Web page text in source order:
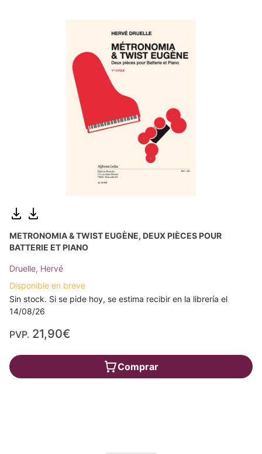
METRONOMIA & TWIST EUGÈNE, DEUX PIÈCES POUR
BATTERIE ET PIANO
Druelle, Hervé
Disponible en breve
Sin stock. Si se pide hoy, se estima recibir en la librería el
14/08/26
PVP. 21,90€
Comprar